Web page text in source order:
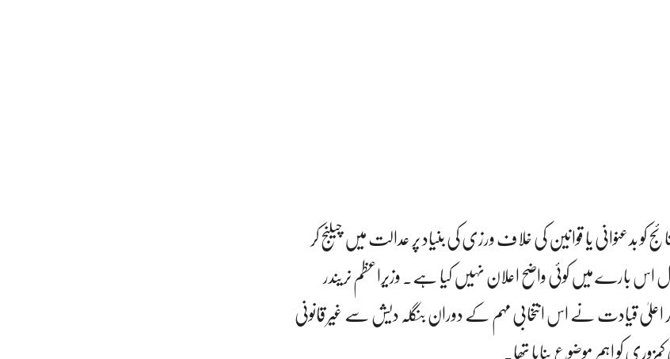
کو بدعنوانی یا قوانین کی خلاف ورزی کی بنیاد پر عدالت میں چیلنج کر
اس بارے میں کوئی واضح اعلان نہیں کیا ہے۔ وزیراعظم نریندر
اعلیٰ قیادت نے اس انتخابی مہم کے دوران بنگلہ دیش سے غیر قانونی